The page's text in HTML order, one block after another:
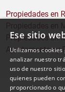
Propiedades en
Propiedades en
Propiedades en
Apartamentos y
Ese sitio
Utilizamos
analizar nuestro
uso de nuestro
quienes pueden
proporcionado o